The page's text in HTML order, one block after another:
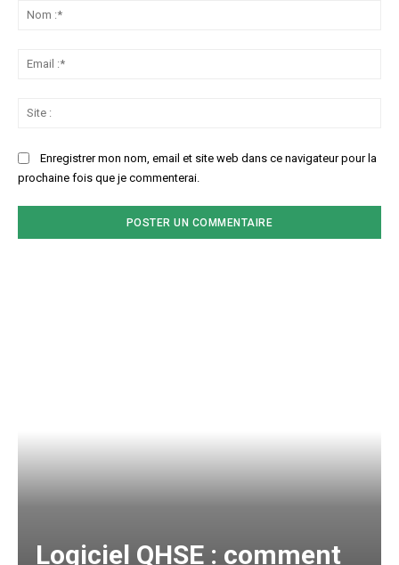
Enregistrer mon nom, email et site web dans ce navigateur pour la
prochaine fois que je commenterai.
Logiciel QHSE : comment